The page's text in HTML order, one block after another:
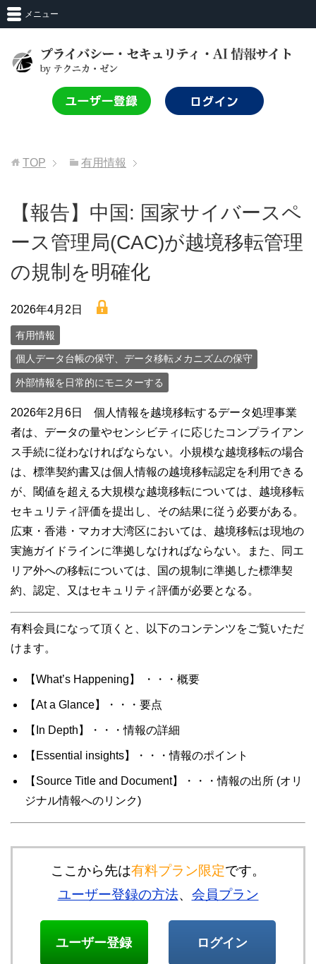
メニュー
TOP 有用情報
【報告】中国: 国家サイバースペ
ース管理局(CAC)が越境移転管理
の規制を明確化
2026年4月2日 lock
有用情報
個人データ台帳の保守、データ移転メカニズムの保守
外部情報を日常的にモニターする
2026年2月6日 個人情報を越境移転するデータ処理事業
者は、データの量やセンシビティに応じたコンプライアン
ス手続に従わなければならない。小規模な越境移転の場合
は、標準契約書又は個人情報の越境移転認定を利用できる
が、閾値を超える大規模な越境移転については、越境移転
セキュリティ評価を提出し、その結果に従う必要がある。
広東・香港・マカオ大湾区においては、越境移転は現地の
実施ガイドラインに準拠しなければならない。また、同エ
リア外への移転については、国の規制に準拠した標準契
約、認定、又はセキュリティ評価が必要となる。
有料会員になって頂くと、以下のコンテンツをご覧いただ
けます。
【What’s Happening】 ・・・概要
【At a Glance】・・・要点
【In Depth】・・・情報の詳細
【Essential insights】・・・情報のポイント
【Source Title and Document】・・・情報の出所 (オリ
ジナル情報へのリンク)
ここから先は有料プラン限定です。
ユーザー登録の方法、 会員プラン
ユーザー登録 ログイン